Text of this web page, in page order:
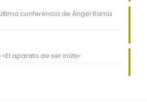
conferencia de Ángel Rama
aparato de ser inútil»